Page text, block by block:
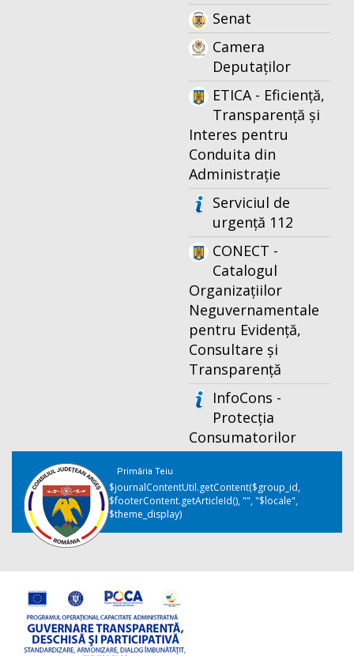
Senat
Camera
Deputaților
ETICA - Eficiență,
Transparență și
Interes pentru
Conduita din
Administrație
Serviciul de
urgență 112
CONECT -
Catalogul
Organizațiilor
Neguvernamentale
pentru Evidență,
Consultare și
Transparență
InfoCons -
Protecția
Consumatorilor
Primăria Teiu
$journalContentUtil.getContent($group_id,
$footerContent.getArticleId(), "", "$locale",
$theme_display)